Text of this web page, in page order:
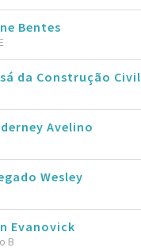
Bentes
da Construção Civil
Avelino
Wesley
Evanovick
B